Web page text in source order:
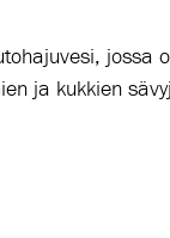
jossa
ja kukkien